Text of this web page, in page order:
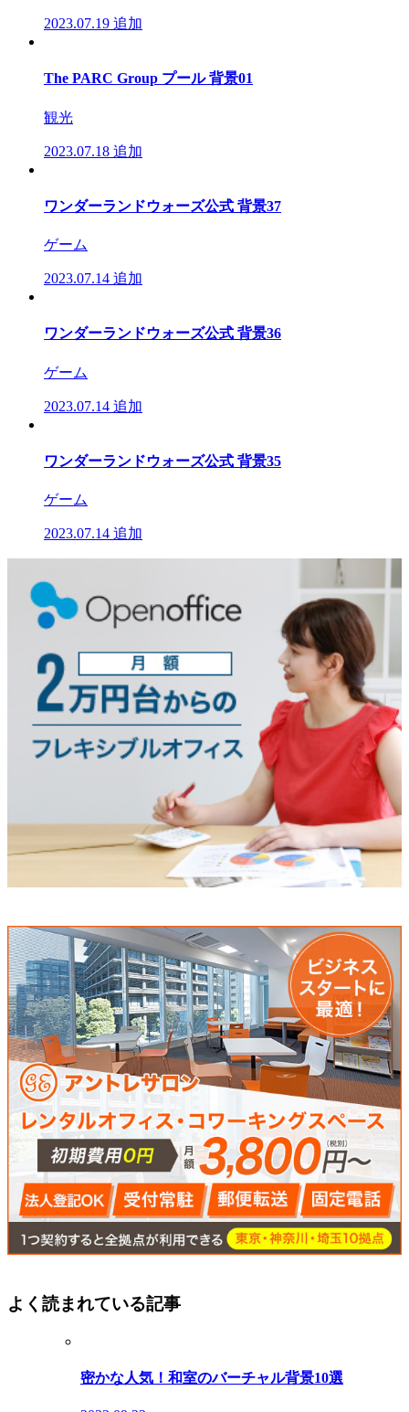
2023.07.19 追加
The PARC Group プール 背景01
観光
2023.07.18 追加
ワンダーランドウォーズ公式 背景37
ゲーム
2023.07.14 追加
ワンダーランドウォーズ公式 背景36
ゲーム
2023.07.14 追加
ワンダーランドウォーズ公式 背景35
ゲーム
2023.07.14 追加
よく読まれている記事
密かな人気！和室のバーチャル背景10選